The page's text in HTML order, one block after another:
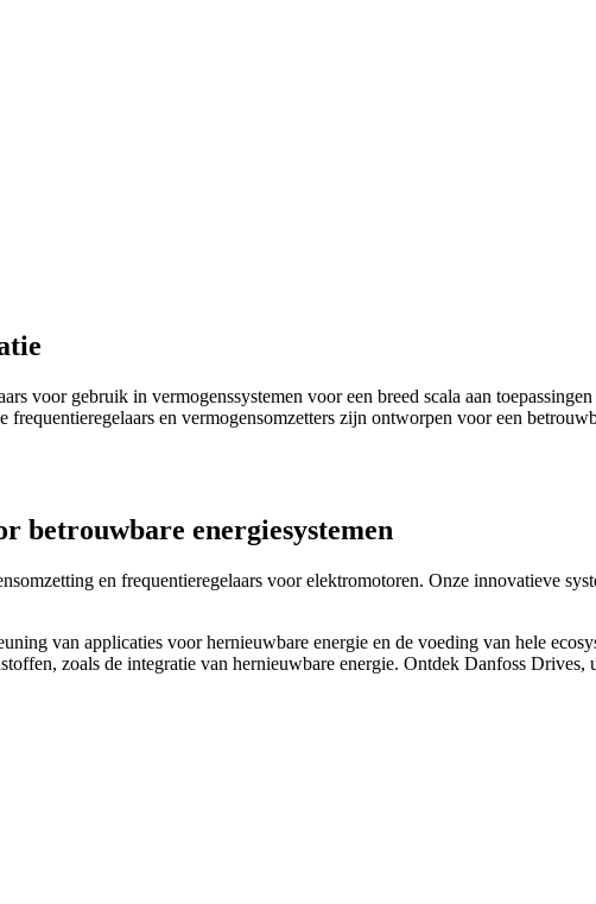
voor gebruik in vermogenssystemen voor een breed scala aan
en vermogensomzetters zijn ontworpen voor een
betrouwbare energiesystemen
en frequentieregelaars voor elektromotoren. Onze innovatieve
van applicaties voor hernieuwbare energie en de voeding van hele
zoals de integratie van hernieuwbare energie. Ontdek Danfoss Drives,